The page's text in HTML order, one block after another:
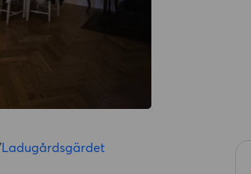
Ladugårdsgärdet